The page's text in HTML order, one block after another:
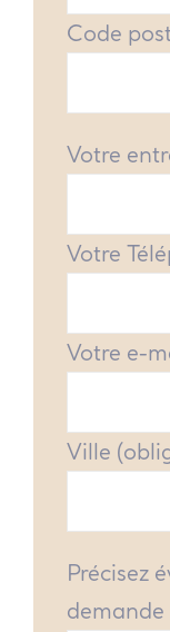
Code
Votre
Votre
Votre e-
Ville
Précisez
demande